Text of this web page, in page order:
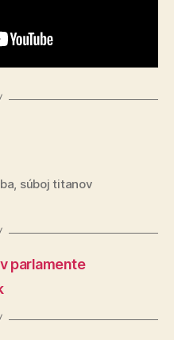
, súboj titanov
parlamente